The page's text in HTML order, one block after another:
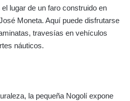
lugar de un faro construido en
Moneta. Aquí puede disfrutarse
travesías en vehículos
náuticos.
la pequeña Nogolí expone